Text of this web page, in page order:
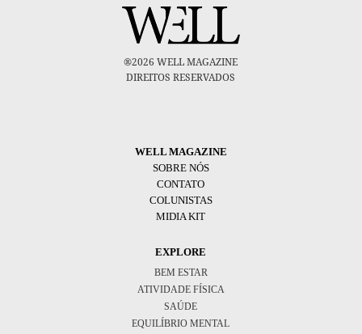
®2026 WELL MAGAZINE
DIREITOS RESERVADOS
WELL MAGAZINE
SOBRE NÓS
CONTATO
COLUNISTAS
MIDIA KIT
EXPLORE
BEM ESTAR
ATIVIDADE FÍSICA
SAÚDE
EQUILÍBRIO MENTAL